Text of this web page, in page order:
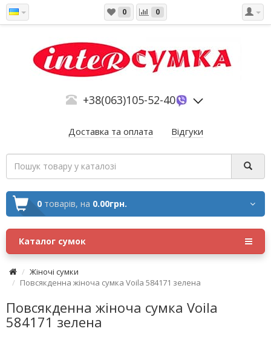
0 0
+38(063)105-52-40
Доставка та оплата Відгуки
0 товарів, на 0.00грн.
Каталог сумок
Жіночі сумки
Повсякденна жіноча сумка Voila 584171 зелена
Повсякденна жіноча сумка Voila
584171 зелена